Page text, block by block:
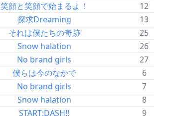
笑顔と笑顔で始まるよ！
12
探求Dreaming
13
それは僕たちの奇跡
25
Snow halation
26
No brand girls
27
僕らは今のなかで
6
No brand girls
7
Snow halation
8
START:DASH!! 9